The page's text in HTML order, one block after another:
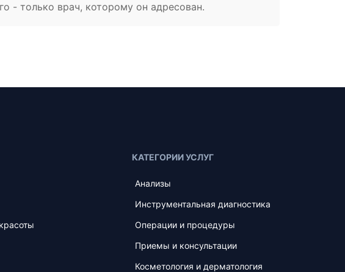
- только врач, которому он адресован.
КАТЕГОРИИ УСЛУГ
Анализы
Инструментальная диагностика
Операции и процедуры
Приемы и консультации
Косметология и дерматология